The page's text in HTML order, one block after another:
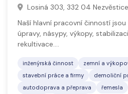
Losiná 303, 332 04 Nezvěstice
Naší hlavní pracovní činností
úpravy, násypy, výkopy,
rekultivace.…
inženýrská činnost
zemní a
stavební práce a firmy
demoliční
autodoprava a přeprava
řemesla